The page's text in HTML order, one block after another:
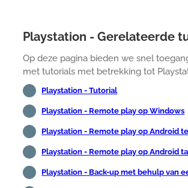
Playstation - Gerelateerde
Op deze pagina bieden we snel
met tutorials met betrekking tot
Playstation - Tutorial
Playstation - Remote play op Windows
Playstation - Remote play op Android
Playstation - Remote play op Android
Playstation - Back-up met behulp van